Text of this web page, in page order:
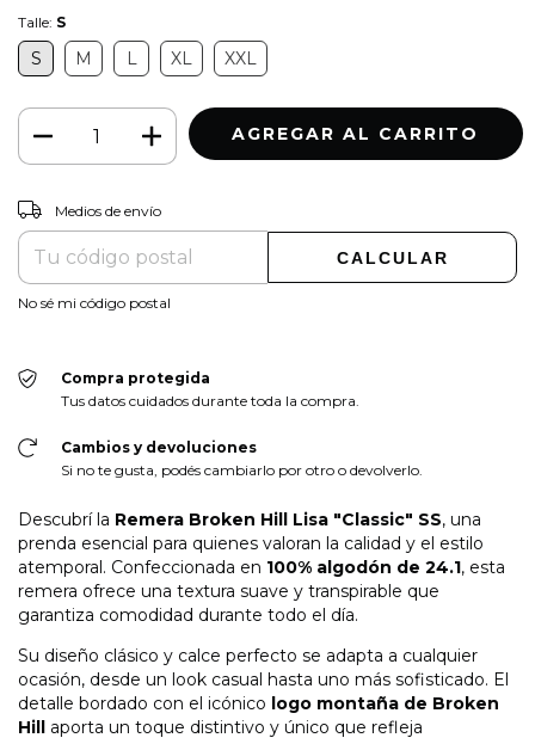
Talle: S
S M L XL XXL
Entregas para el CP:
Medios de envío
CALCULAR
No sé mi código postal
Compra protegida
Tus datos cuidados durante toda la compra.
Cambios y devoluciones
Si no te gusta, podés cambiarlo por otro o devolverlo.
Descubrí la Remera Broken Hill Lisa "Classic" SS, una
prenda esencial para quienes valoran la calidad y el estilo
atemporal. Confeccionada en 100% algodón de 24.1, esta
remera ofrece una textura suave y transpirable que
garantiza comodidad durante todo el día.
Su diseño clásico y calce perfecto se adapta a cualquier
ocasión, desde un look casual hasta uno más sofisticado. El
detalle bordado con el icónico logo montaña de Broken
Hill
aporta un toque distintivo y único que refleja